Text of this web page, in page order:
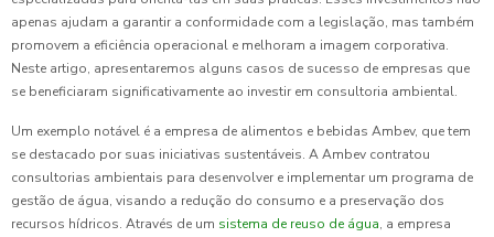
apenas ajudam a garantir a conformidade com a legislação, mas também
promovem a eficiência operacional e melhoram a imagem corporativa.
Neste artigo, apresentaremos alguns casos de sucesso de empresas que
se beneficiaram significativamente ao investir em consultoria ambiental.
Um exemplo notável é a empresa de alimentos e bebidas Ambev, que tem
se destacado por suas iniciativas sustentáveis. A Ambev contratou
consultorias ambientais para desenvolver e implementar um programa de
gestão de água, visando a redução do consumo e a preservação dos
recursos hídricos. Através de um sistema de reuso de água, a empresa